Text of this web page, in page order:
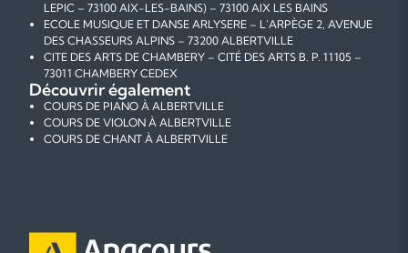
LEPIC – 73100 AIX-LES-BAINS) – 73100 AIX LES BAINS
ECOLE MUSIQUE ET DANSE ARLYSERE – L'ARPÈGE 2, AVENUE
DES CHASSEURS ALPINS – 73200 ALBERTVILLE
CITE DES ARTS DE CHAMBERY – CITÉ DES ARTS B. P. 11105 –
73011 CHAMBERY CEDEX
Découvrir également
COURS DE PIANO À ALBERTVILLE
COURS DE VIOLON À ALBERTVILLE
COURS DE CHANT À ALBERTVILLE